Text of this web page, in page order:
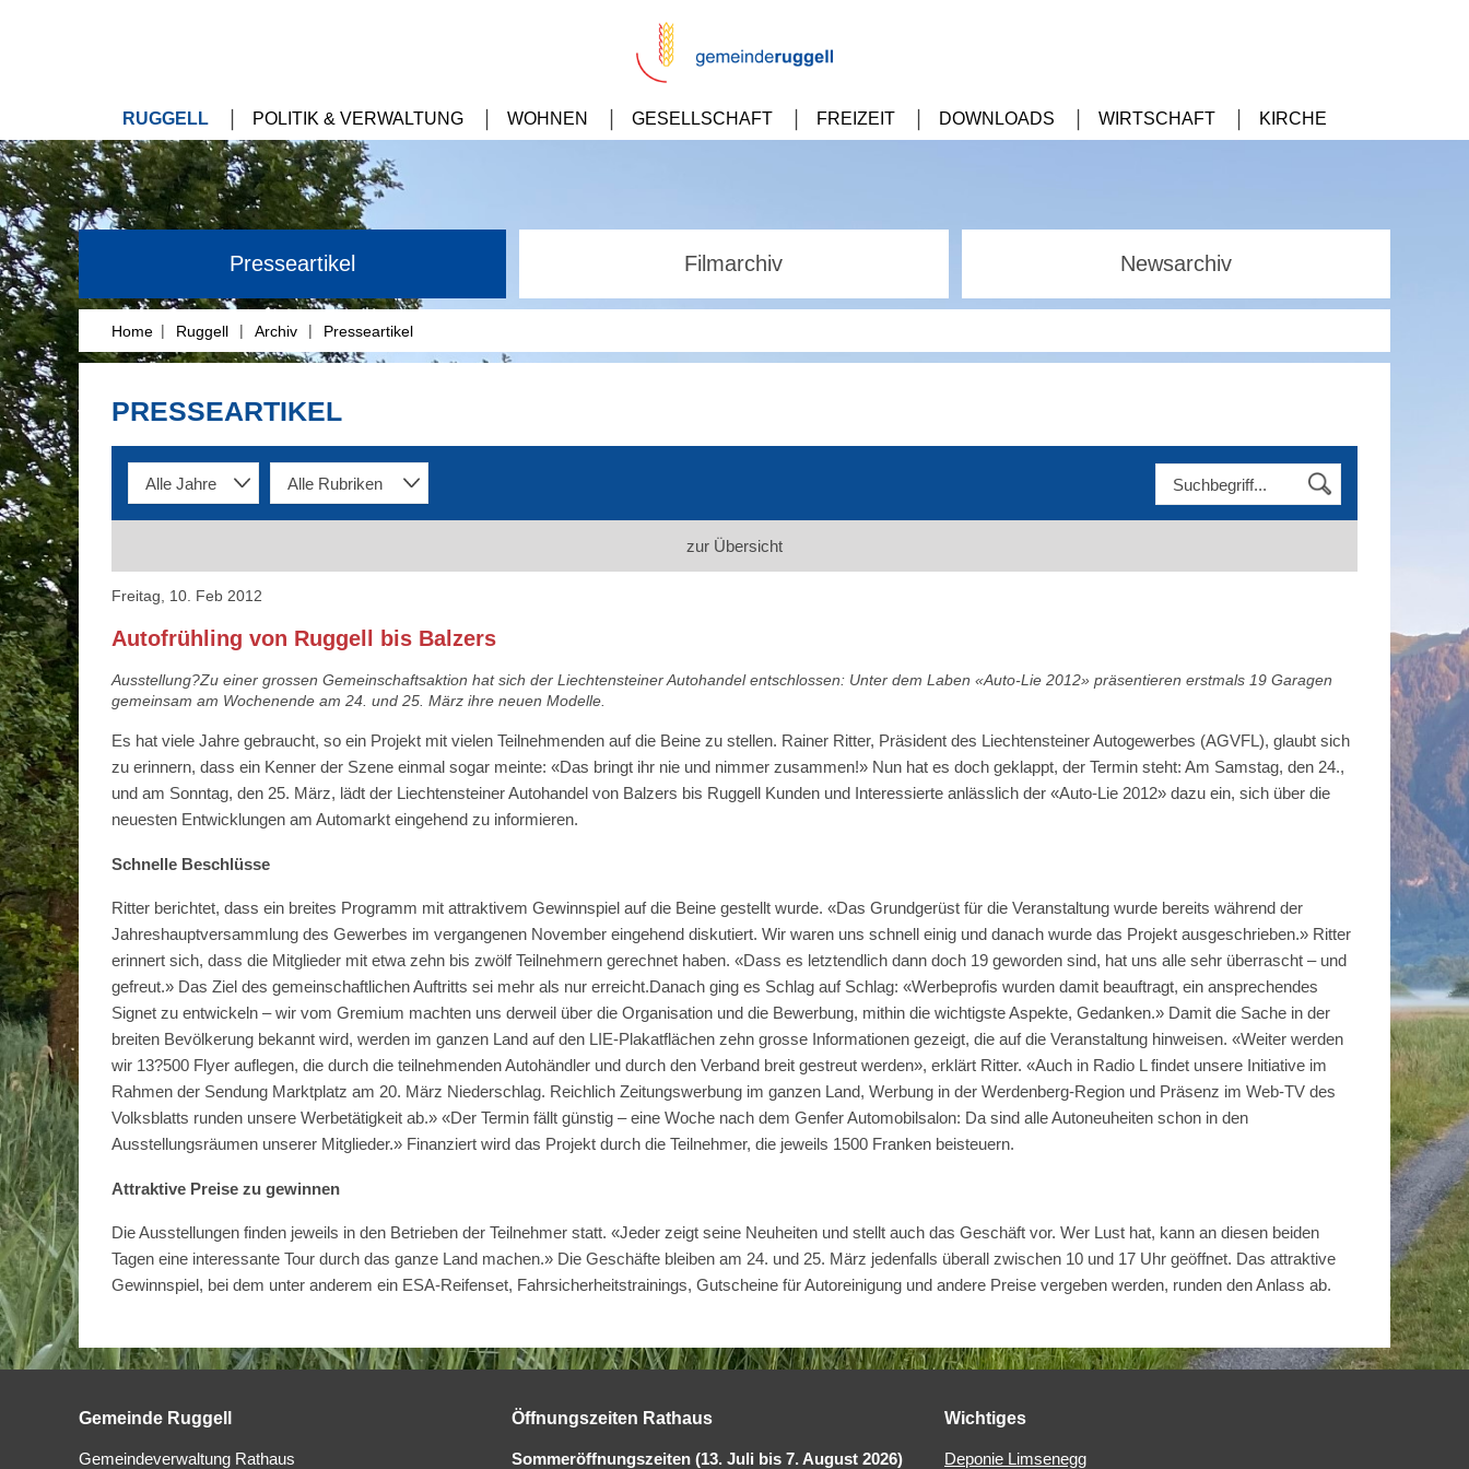
RUGGELL POLITIK & VERWALTUNG WOHNEN GESELLSCHAFT FREIZEIT DOWNLOADS WIRTSCHAFT KIRCHE
Presseartikel Filmarchiv Newsarchiv
Home | Ruggell | Archiv | Presseartikel
PRESSEARTIKEL
zur Übersicht
Freitag, 10. Feb 2012
Autofrühling von Ruggell bis Balzers
Ausstellung?Zu einer grossen Gemeinschaftsaktion hat sich der Liechtensteiner Autohandel entschlossen: Unter dem Laben «Auto-Lie 2012» präsentieren erstmals 19 Garagen
gemeinsam am Wochenende am 24. und 25. März ihre neuen Modelle.
Es hat viele Jahre gebraucht, so ein Projekt mit vielen Teilnehmenden auf die Beine zu stellen. Rainer Ritter, Präsident des Liechtensteiner Autogewerbes (AGVFL), glaubt sich
zu erinnern, dass ein Kenner der Szene einmal sogar meinte: «Das bringt ihr nie und nimmer zusammen!» Nun hat es doch geklappt, der Termin steht: Am Samstag, den 24.,
und am Sonntag, den 25. März, lädt der Liechtensteiner Autohandel von Balzers bis Ruggell Kunden und Interessierte anlässlich der «Auto-Lie 2012» dazu ein, sich über die
neuesten Entwicklungen am Automarkt eingehend zu informieren.
Schnelle Beschlüsse
Ritter berichtet, dass ein breites Programm mit attraktivem Gewinnspiel auf die Beine gestellt wurde. «Das Grundgerüst für die Veranstaltung wurde bereits während der
Jahreshauptversammlung des Gewerbes im vergangenen November eingehend diskutiert. Wir waren uns schnell einig und danach wurde das Projekt ausgeschrieben.» Ritter
erinnert sich, dass die Mitglieder mit etwa zehn bis zwölf Teilnehmern gerechnet haben. «Dass es letztendlich dann doch 19 geworden sind, hat uns alle sehr überrascht – und
gefreut.» Das Ziel des gemeinschaftlichen Auftritts sei mehr als nur erreicht.Danach ging es Schlag auf Schlag: «Werbeprofis wurden damit beauftragt, ein ansprechendes
Signet zu entwickeln – wir vom Gremium machten uns derweil über die Organisation und die Bewerbung, mithin die wichtigste Aspekte, Gedanken.» Damit die Sache in der
breiten Bevölkerung bekannt wird, werden im ganzen Land auf den LIE-Plakatflächen zehn grosse Informationen gezeigt, die auf die Veranstaltung hinweisen. «Weiter werden
wir 13?500 Flyer auflegen, die durch die teilnehmenden Autohändler und durch den Verband breit gestreut werden», erklärt Ritter. «Auch in Radio L findet unsere Initiative im
Rahmen der Sendung Marktplatz am 20. März Niederschlag. Reichlich Zeitungswerbung im ganzen Land, Werbung in der Werdenberg-Region und Präsenz im Web-TV des
Volksblatts runden unsere Werbetätigkeit ab.» «Der Termin fällt günstig – eine Woche nach dem Genfer Automobilsalon: Da sind alle Autoneuheiten schon in den
Ausstellungsräumen unserer Mitglieder.» Finanziert wird das Projekt durch die Teilnehmer, die jeweils 1500 Franken beisteuern.
Attraktive Preise zu gewinnen
Die Ausstellungen finden jeweils in den Betrieben der Teilnehmer statt. «Jeder zeigt seine Neuheiten und stellt auch das Geschäft vor. Wer Lust hat, kann an diesen beiden
Tagen eine interessante Tour durch das ganze Land machen.» Die Geschäfte bleiben am 24. und 25. März jedenfalls überall zwischen 10 und 17 Uhr geöffnet. Das attraktive
Gewinnspiel, bei dem unter anderem ein ESA-Reifenset, Fahrsicherheitstrainings, Gutscheine für Autoreinigung und andere Preise vergeben werden, runden den Anlass ab.
Gemeinde Ruggell
Gemeindeverwaltung Rathaus
Öffnungszeiten Rathaus
Sommeröffnungszeiten (13. Juli bis 7. August 2026)
Wichtiges
Deponie Limsenegg